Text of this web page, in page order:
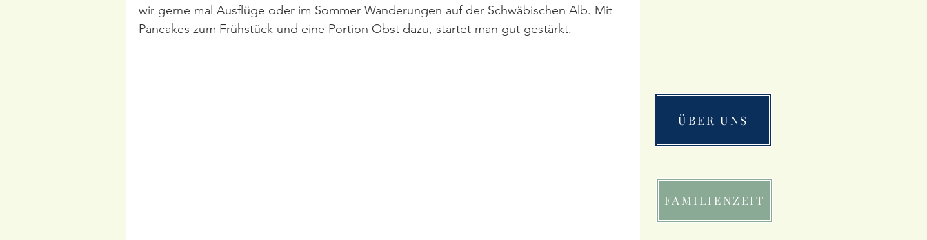
wir gerne mal Ausflüge oder im Sommer Wanderungen auf der Schwäbischen Alb. Mit
Pancakes zum Frühstück und eine Portion Obst dazu, startet man gut gestärkt.
ÜBER UNS
FAMILIENZEIT